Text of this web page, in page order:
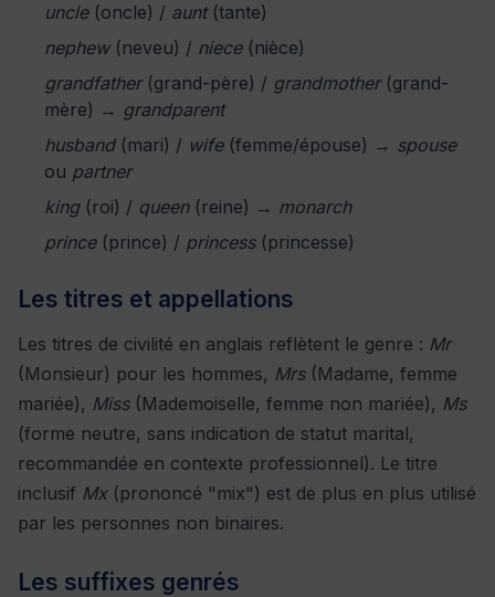
uncle(oncle) / aunt(tante)
nephew(neveu) / niece(nièce)
grandfather(grand-père) / grandmother(grand-
mère) → grandparent
husband(mari) / wife(femme/épouse) → spouse
ou partner
king(roi) / queen(reine) → monarch
prince(prince) / princess(princesse)
Les titres et appellations
Les titres de civilité en anglais reflètent le genre : Mr
(Monsieur) pour les hommes, Mrs(Madame, femme
mariée), Miss(Mademoiselle, femme non mariée), Ms
(forme neutre, sans indication de statut marital,
recommandée en contexte professionnel). Le titre
inclusif Mx(prononcé "mix") est de plus en plus utilisé
par les personnes non binaires.
Les suffixes genrés